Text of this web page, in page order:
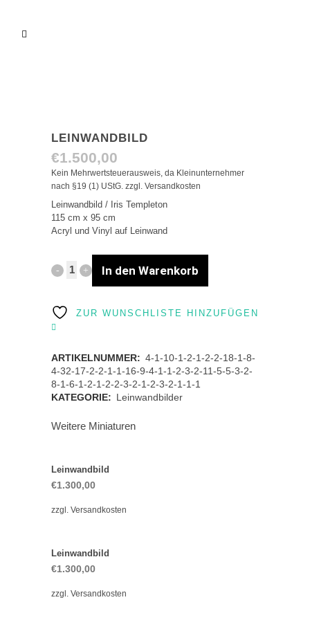
LEINWANDBILD
€1.500,00
Kein Mehrwertsteuerausweis, da Kleinunternehmer
nach §19 (1) UStG. zzgl. Versandkosten
Leinwandbild / Iris Templeton
115 cm x 95 cm
Acryl und Vinyl auf Leinwand
Leinwandbild In den Warenkorb
ZUR WUNSCHLISTE HINZUFÜGEN
ARTIKELNUMMER: 4-1-10-1-2-1-2-2-18-1-8-
4-32-17-2-2-1-1-16-9-4-1-1-2-3-2-11-5-5-3-2-
8-1-6-1-2-1-2-2-3-2-1-2-3-2-1-1-1
KATEGORIE: Leinwandbilder
Weitere Miniaturen
Leinwandbild
€1.300,00
zzgl. Versandkosten
Leinwandbild
€1.300,00
zzgl. Versandkosten